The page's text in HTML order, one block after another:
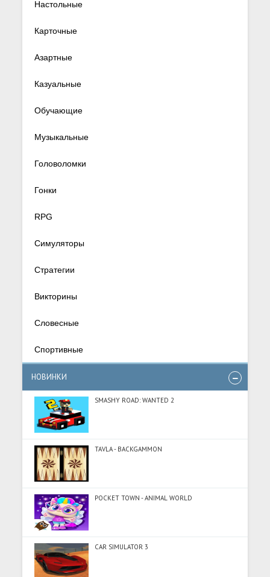
Настольные
Карточные
Азартные
Казуальные
Обучающие
Музыкальные
Головоломки
Гонки
RPG
Симуляторы
Стратегии
Викторины
Словесные
Спортивные
НОВИНКИ
SMASHY ROAD: WANTED 2
TAVLA - BACKGAMMON
POCKET TOWN - ANIMAL WORLD
CAR SIMULATOR 3